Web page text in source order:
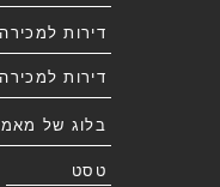
דירות
דירות
בלוג של
טסט